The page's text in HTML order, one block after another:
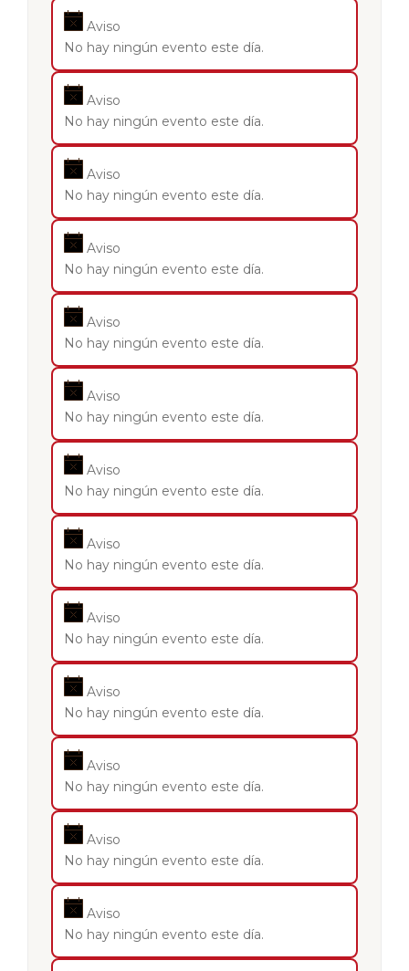
Aviso
No hay ningún evento este día.
Aviso
No hay ningún evento este día.
Aviso
No hay ningún evento este día.
Aviso
No hay ningún evento este día.
Aviso
No hay ningún evento este día.
Aviso
No hay ningún evento este día.
Aviso
No hay ningún evento este día.
Aviso
No hay ningún evento este día.
Aviso
No hay ningún evento este día.
Aviso
No hay ningún evento este día.
Aviso
No hay ningún evento este día.
Aviso
No hay ningún evento este día.
Aviso
No hay ningún evento este día.